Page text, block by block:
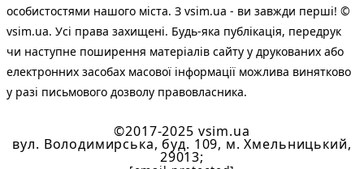
особистостями нашого міста. З vsim.ua - ви завжди перші! ©
vsim.ua. Усі права захищені. Будь-яка публiкацiя, передрук
чи наступне поширення матеріалів сайту у друкованих або
електронних засобах масової інформації можлива винятково
у разі письмового дозволу правовласника.
©2017-2025 vsim.ua
вул. Володимирська, буд. 109, м. Хмельницький,
29013;